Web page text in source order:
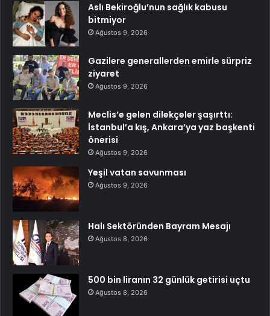
Aslı Bekiroğlu’nun sağlık kabusu
bitmiyor
Ağustos 9, 2026
Gazilere generallerden emirle sürpriz
ziyaret
Ağustos 9, 2026
Meclis’e gelen dilekçeler şaşırttı:
İstanbul’a kış, Ankara’ya yaz başkenti
önerisi
Ağustos 9, 2026
Yeşil vatan savunması
Ağustos 9, 2026
Halı Sektöründen Bayram Mesajı
Ağustos 8, 2026
500 bin liranın 32 günlük getirisi uçtu
Ağustos 8, 2026